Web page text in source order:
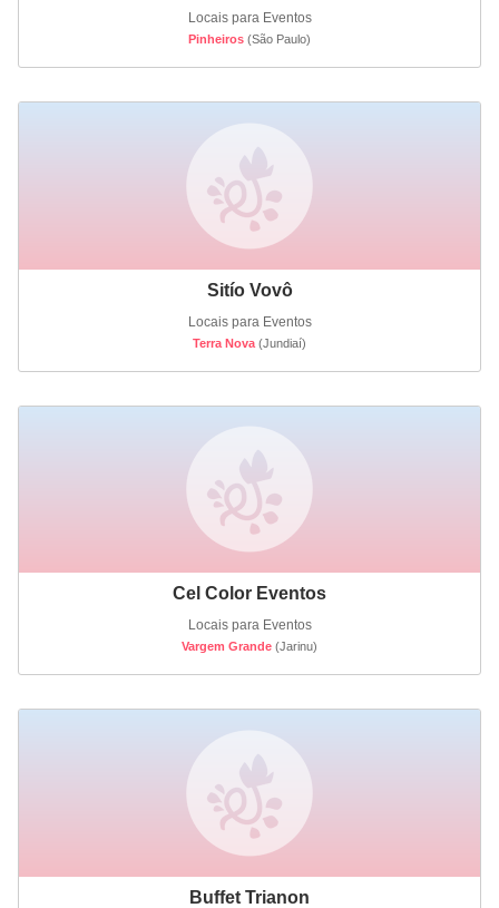
Locais para Eventos
Pinheiros (São Paulo)
Sitío Vovô
Locais para Eventos
Terra Nova (Jundiaí)
Cel Color Eventos
Locais para Eventos
Vargem Grande (Jarinu)
Buffet Trianon